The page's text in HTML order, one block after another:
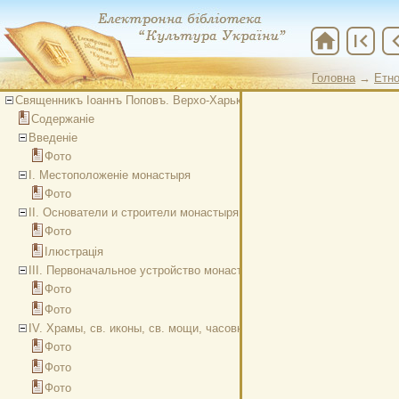
Головна →
home first_page chevron_left
Священникъ Іоаннъ Поповъ. Верхо-Харьковскій Николаевскій
Содержаніе
Введеніе
Фото
І. Местоположеніе монастыря
Фото
ІІ. Основатели и строители монастыря
Фото
Ілюстрація
ІІІ. Первоначальное устройство монастыря и дальнейшая забота о
Фото
Фото
IV. Храмы, св. иконы, св. мощи, часовни и церковная утварь
Фото
Фото
Фото